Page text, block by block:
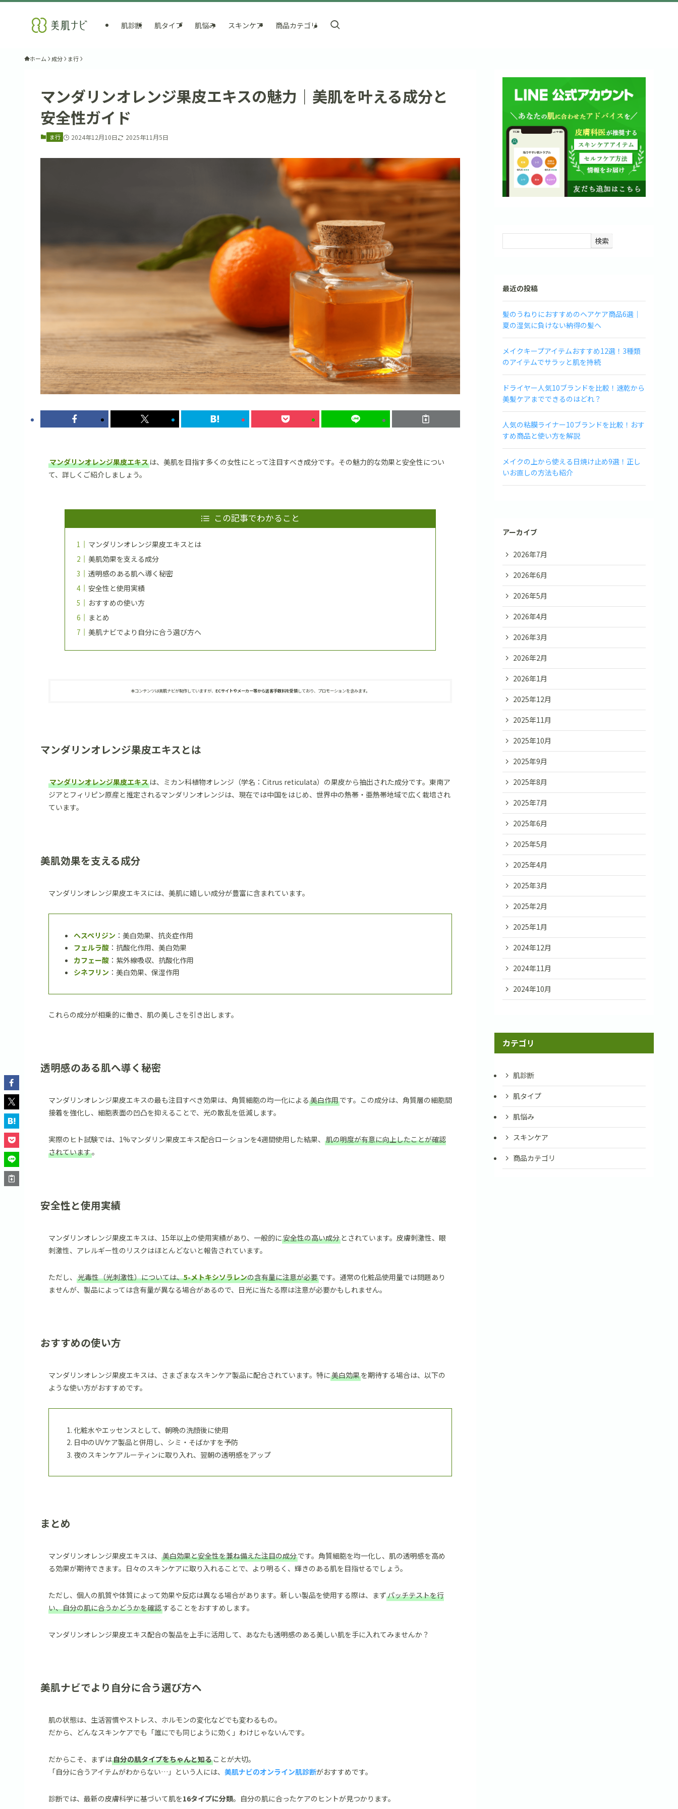
肌診断 肌タイプ 肌悩み スキンケア 商品カテゴリ
ホーム 成分 ま行
マンダリンオレンジ果皮エキスの魅力｜美肌を叶える成分と
安全性ガイド
ま行 2024年12月10日 2025年11月5日
マンダリンオレンジ果皮エキス は、美肌を目指す多くの女性にとって注目すべき成分です。その魅力的な効果と安全性につい
て、詳しくご紹介しましょう。
この記事でわかること
マンダリンオレンジ果皮エキスとは
美肌効果を支える成分
透明感のある肌へ導く秘密
安全性と使用実績
おすすめの使い方
まとめ
美肌ナビでより自分に合う選び方へ
本コンテンツは美肌ナビが制作していますが、 ECサイトやメーカー等から送客手数料を受領しており、プロモーションを含みます。
マンダリンオレンジ果皮エキスとは
マンダリンオレンジ果皮エキス は、ミカン科植物オレンジ（学名：Citrus reticulata）の果皮から抽出された成分です。東南ア
ジアとフィリピン原産と推定されるマンダリンオレンジは、現在では中国をはじめ、世界中の熱帯・亜熱帯地域で広く栽培され
ています。
美肌効果を支える成分
マンダリンオレンジ果皮エキスには、美肌に嬉しい成分が豊富に含まれています。
ヘスペリジン ：美白効果、抗炎症作用
フェルラ酸 ：抗酸化作用、美白効果
カフェー酸 ：紫外線吸収、抗酸化作用
シネフリン ：美白効果、保湿作用
これらの成分が相乗的に働き、肌の美しさを引き出します。
透明感のある肌へ導く秘密
マンダリンオレンジ果皮エキスの最も注目すべき効果は、角質細胞の均一化による 美白作用です。この成分は、角質層の細胞間
接着を強化し、細胞表面の凹凸を抑えることで、光の散乱を低減します。
実際のヒト試験では、1%マンダリン果皮エキス配合ローションを4週間使用した結果、 肌の明度が有意に向上したことが確認
されています。
安全性と使用実績
マンダリンオレンジ果皮エキスは、15年以上の使用実績があり、一般的に安全性の高い成分 とされています。皮膚刺激性、眼
刺激性、アレルギー性のリスクはほとんどないと報告されています。
ただし、 光毒性（光刺激性）については、5-メトキシソラレンの含有量に注意が必要です。通常の化粧品使用量では問題あり
ませんが、製品によっては含有量が異なる場合があるので、日光に当たる際は注意が必要かもしれません。
おすすめの使い方
マンダリンオレンジ果皮エキスは、さまざまなスキンケア製品に配合されています。特に美白効果を期待する場合は、以下の
ような使い方がおすすめです。
化粧水やエッセンスとして、朝晩の洗顔後に使用
日中のUVケア製品と併用し、シミ・そばかすを予防
夜のスキンケアルーティンに取り入れ、翌朝の透明感をアップ
まとめ
マンダリンオレンジ果皮エキスは、 美白効果と安全性を兼ね備えた注目の成分です。角質細胞を均一化し、肌の透明感を高め
る効果が期待できます。日々のスキンケアに取り入れることで、より明るく、輝きのある肌を目指せるでしょう。
ただし、個人の肌質や体質によって効果や反応は異なる場合があります。新しい製品を使用する際は、まずパッチテストを行
い、自分の肌に合うかどうかを確認することをおすすめします。
マンダリンオレンジ果皮エキス配合の製品を上手に活用して、あなたも透明感のある美しい肌を手に入れてみませんか？
美肌ナビでより自分に合う選び方へ
肌の状態は、生活習慣やストレス、ホルモンの変化などでも変わるもの。
だから、どんなスキンケアでも「誰にでも同じように効く」わけじゃないんです。
だからこそ、まずは自分の肌タイプをちゃんと知る ことが大切。
「自分に合うアイテムがわからない…」という人には、 美肌ナビのオンライン肌診断がおすすめです。
診断では、最新の皮膚科学に基づいて肌を16タイプに分類。自分の肌に合ったケアのヒントが見つかります。
検索
最近の投稿
髪のうねりにおすすめのヘアケア商品6選｜
夏の湿気に負けない納得の髪へ
メイクキープアイテムおすすめ12選！3種類
のアイテムでサラッと肌を持続
ドライヤー人気10ブランドを比較！速乾から
美髪ケアまでできるのはどれ？
人気の粘膜ライナー10ブランドを比較！おす
すめ商品と使い方を解説
メイクの上から使える日焼け止め9選！正し
いお直しの方法も紹介
アーカイブ
2026年7月
2026年6月
2026年5月
2026年4月
2026年3月
2026年2月
2026年1月
2025年12月
2025年11月
2025年10月
2025年9月
2025年8月
2025年7月
2025年6月
2025年5月
2025年4月
2025年3月
2025年2月
2025年1月
2024年12月
2024年11月
2024年10月
カテゴリ
肌診断
肌タイプ
肌悩み
スキンケア
商品カテゴリ